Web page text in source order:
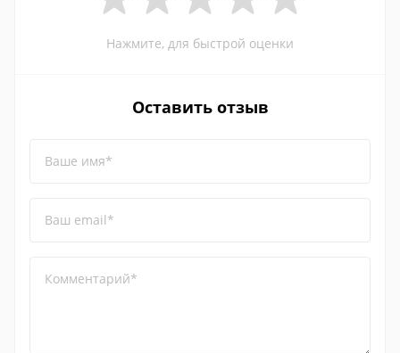
Нажмите, для быстрой оценки
Оставить отзыв
Ваше имя*
Ваш email*
Комментарий*